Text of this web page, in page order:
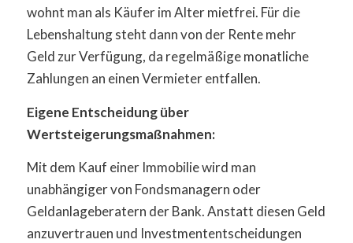
wohnt man als Käufer im Alter mietfrei. Für die
Lebenshaltung steht dann von der Rente mehr
Geld zur Verfügung, da regelmäßige monatliche
Zahlungen an einen Vermieter entfallen.
Eigene Entscheidung über
Wertsteigerungsmaßnahmen:
Mit dem Kauf einer Immobilie wird man
unabhängiger von Fondsmanagern oder
Geldanlageberatern der Bank. Anstatt diesen Geld
anzuvertrauen und Investmententscheidungen